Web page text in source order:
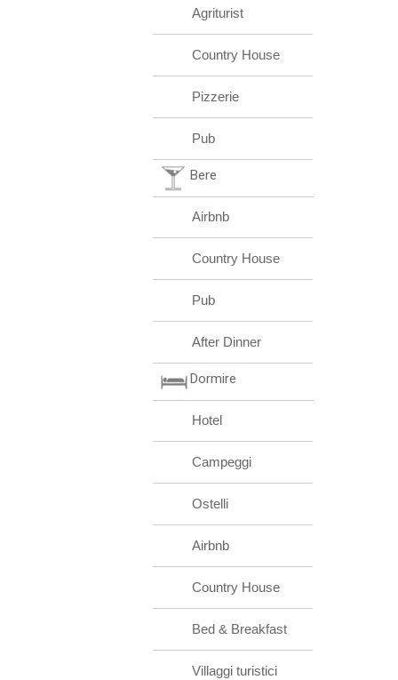
Agriturist
Country House
Pizzerie
Pub
Bere
Airbnb
Country House
Pub
After Dinner
Dormire
Hotel
Campeggi
Ostelli
Airbnb
Country House
Bed & Breakfast
Villaggi turistici